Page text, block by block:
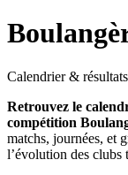
Calendrier & résultats
Retrouvez le
compétition
matchs, journées, et
l’évolution des clubs